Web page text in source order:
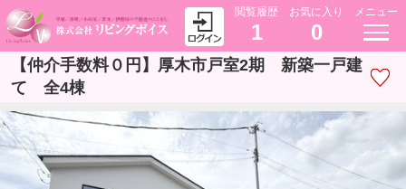
閲覧履歴
1
お気に入り
0
メニュー
【仲介手数料０円】厚木市戸室2期 新築一戸建
て 全4棟